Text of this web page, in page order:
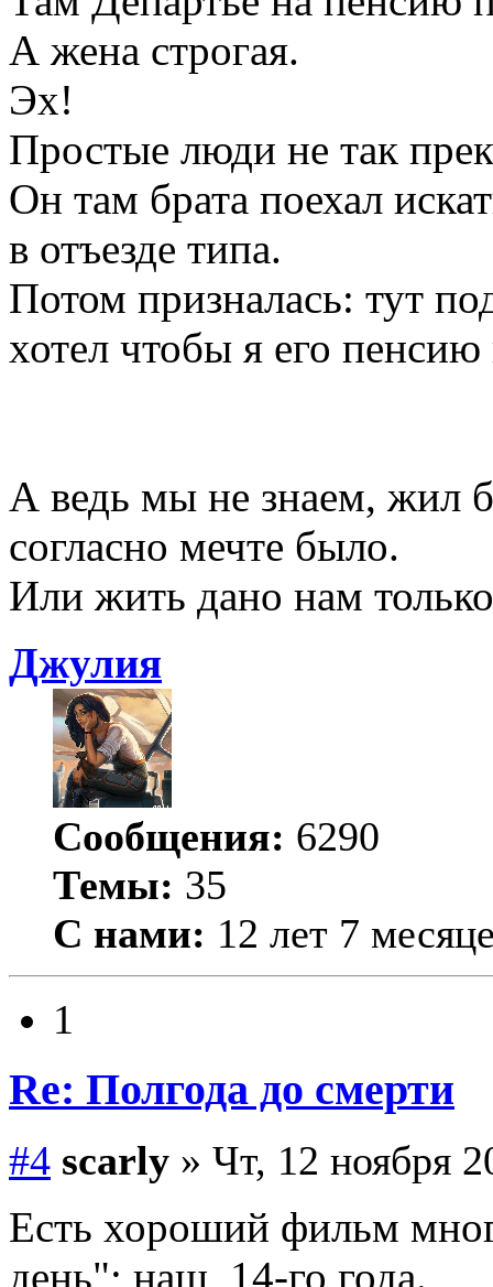
А жена строгая.
Эх!
Простые люди не так
Он там брата поехал
в отъезде типа.
Потом призналась: тут
хотел чтобы я его пенсию
А ведь мы не знаем, жил
согласно мечте было.
Или жить дано нам
Джулия
Сообщения: 6290
Темы: 35
С нами: 12 лет 7
1
Re: Полгода до смерти
#4 scarly » Чт, 12 ноября
Есть хороший фильм
день"; наш, 14-го года.